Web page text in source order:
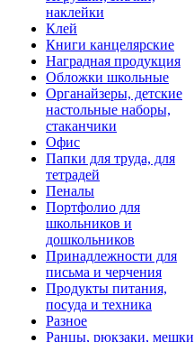
наклейки
Клей
Книги канцелярские
Наградная продукция
Обложки школьные
Органайзеры, детские
настольные наборы,
стаканчики
Офис
Папки для труда, для
тетрадей
Пеналы
Портфолио для
школьников и
дошкольников
Принадлежности для
письма и черчения
Продукты питания,
посуда и техника
Разное
Ранцы, рюкзаки, мешки